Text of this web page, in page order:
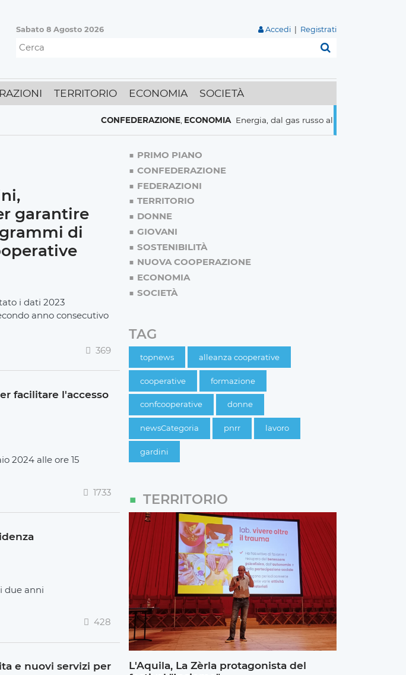
Sabato 8 Agosto 2026 Accedi Registrati
TERRITORIO ECONOMIA SOCIETÀ
CONFEDERAZIONE,ECONOMIA Energia, dal gas russo al nucleare italiani pronti a
garantire
di
i dati 2023
anno consecutivo
369
facilitare l'accesso
2024 alle ore 15
1733
due anni
428
e nuovi servizi per
PRIMO PIANO
CONFEDERAZIONE
FEDERAZIONI
TERRITORIO
DONNE
GIOVANI
SOSTENIBILITÀ
NUOVA COOPERAZIONE
ECONOMIA
SOCIETÀ
TAG
topnews alleanza cooperative
cooperative formazione
confcooperative donne
newsCategoria pnrr lavoro
gardini
TERRITORIO
L'Aquila, La Zèrla protagonista del